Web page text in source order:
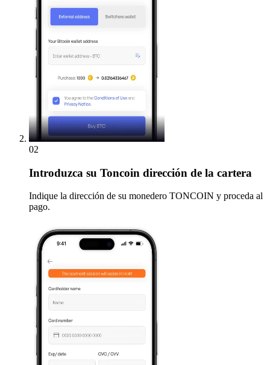
02
Introduzca su Toncoin dirección de la cartera
Indique la dirección de su monedero TONCOIN y proceda al
pago.